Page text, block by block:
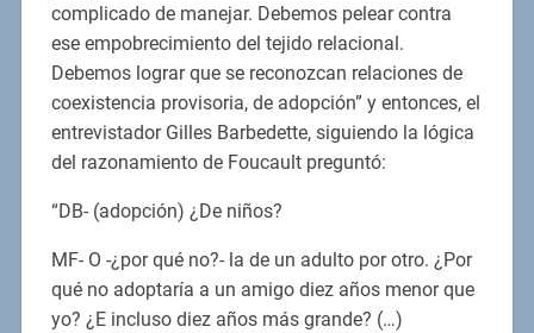
complicado de manejar. Debemos pelear contra
ese empobrecimiento del tejido relacional.
Debemos lograr que se reconozcan relaciones de
coexistencia provisoria, de adopción” y entonces, el
entrevistador Gilles Barbedette, siguiendo la lógica
del razonamiento de Foucault preguntó:
“DB- (adopción) ¿De niños?
MF- O -¿por qué no?- la de un adulto por otro. ¿Por
qué no adoptaría a un amigo diez años menor que
yo? ¿E incluso diez años más grande? (…)